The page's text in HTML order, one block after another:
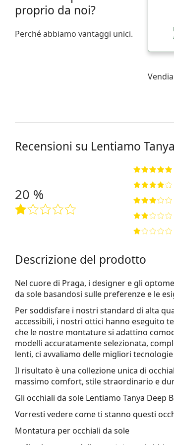
proprio da noi?
Perché abbiamo vantaggi unici.
Recensioni su Lentiamo
20 %
Descrizione del prodotto
Nel cuore di Praga, i designer e gli
da sole basandosi sulle preferenze e le
Per soddisfare i nostri standard di alta
accessibili, i nostri ottici hanno eseguito
che le nostre montature si adattino
modelli accuratamente selezionata,
lenti, ci avvaliamo delle migliori
Il risultato è una collezione unica di
massimo comfort, stile straordinario e
Gli occhiali da sole Lentiamo Tanya Deep
Vorresti vedere come ti stanno questi
Montatura per occhiali da sole